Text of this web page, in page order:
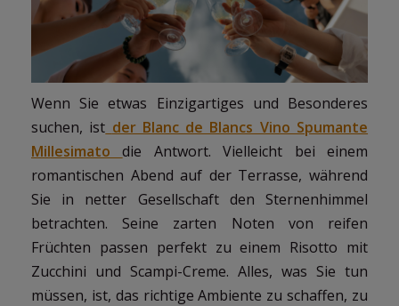
Wenn Sie etwas Einzigartiges und Besonderes
suchen, ist der Blanc de Blancs Vino Spumante
Millesimatodie Antwort. Vielleicht bei einem
romantischen Abend auf der Terrasse, während
Sie in netter Gesellschaft den Sternenhimmel
betrachten. Seine zarten Noten von reifen
Früchten passen perfekt zu einem Risotto mit
Zucchini und Scampi-Creme. Alles, was Sie tun
müssen, ist, das richtige Ambiente zu schaffen, zu